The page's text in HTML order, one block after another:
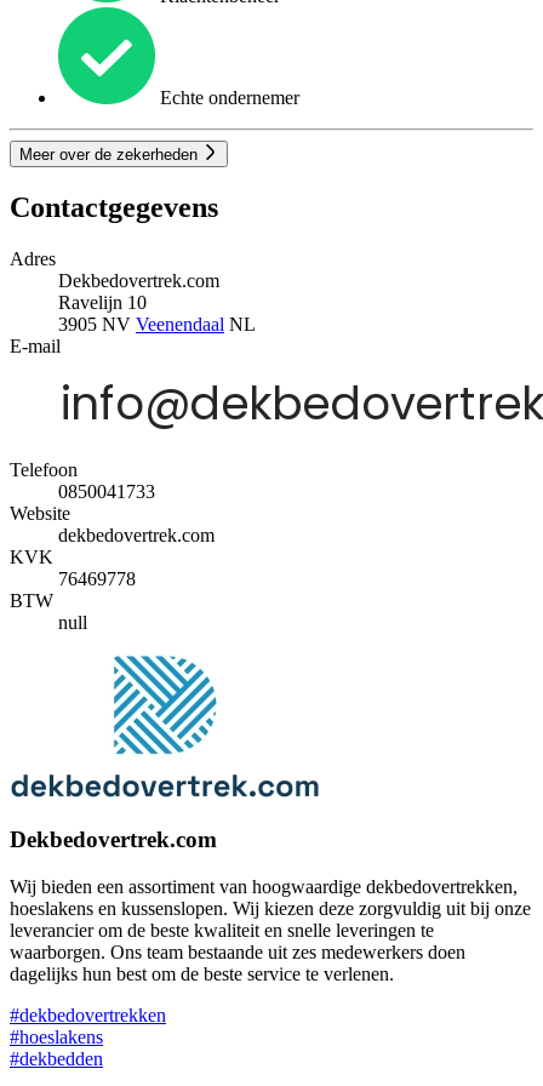
Echte ondernemer
Meer over de zekerheden
Contactgegevens
Adres
Dekbedovertrek.com
Ravelijn 10
3905 NV Veenendaal NL
E-mail
Telefoon
0850041733
Website
dekbedovertrek.com
KVK
76469778
BTW
null
Dekbedovertrek.com
Wij bieden een assortiment van hoogwaardige dekbedovertrekken,
hoeslakens en kussenslopen. Wij kiezen deze zorgvuldig uit bij onze
leverancier om de beste kwaliteit en snelle leveringen te
waarborgen. Ons team bestaande uit zes medewerkers doen
dagelijks hun best om de beste service te verlenen.
#dekbedovertrekken
#hoeslakens
#dekbedden